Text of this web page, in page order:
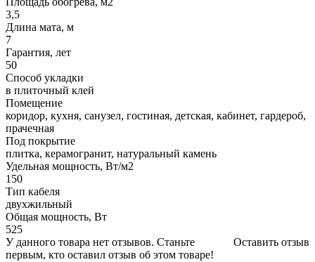
3,5
Длина мата, м
7
Гарантия, лет
50
Способ укладки
в плиточный клей
Помещение
коридор, кухня, санузел, гостиная, детская, кабинет, гардероб,
прачечная
Под покрытие
плитка, керамогранит, натуральный камень
Удельная мощность, Вт/м2
150
Тип кабеля
двухжильный
Общая мощность, Вт
525
Оставить отзыв
У данного товара нет отзывов. Станьте
первым, кто оставил отзыв об этом товаре!